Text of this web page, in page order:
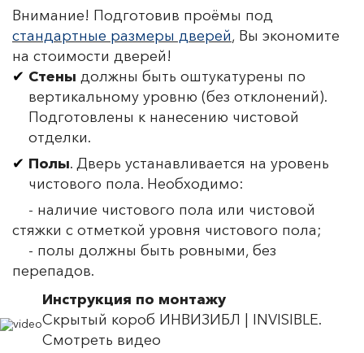
Внимание! Подготовив проёмы под
стандартные размеры дверей, Вы экономите
на стоимости дверей!
Стены должны быть оштукатурены по
вертикальному уровню (без отклонений).
Подготовлены к нанесению чистовой
отделки.
Полы. Дверь устанавливается на уровень
чистового пола. Необходимо:
- наличие чистового пола или чистовой
стяжки с отметкой уровня чистового пола;
- полы должны быть ровными, без
перепадов.
Инструкция по монтажу
Скрытый короб ИНВИЗИБЛ | INVISIBLE.
Смотреть видео